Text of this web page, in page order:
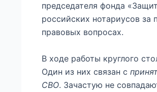
председателя фонда
российских нотариусов
правовых вопросах.
В ходе работы круглого
Один из них связан с
СВО. Зачастую не